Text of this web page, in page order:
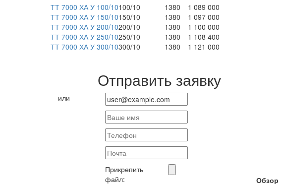
ТТ 7000 ХА У 100/10100/10 1380
1 089 000
ТТ 7000 ХА У 150/10150/10 1380
1 097 000
ТТ 7000 ХА У 200/10200/10 1380
1 100 000
ТТ 7000 ХА У 250/10250/10 1380
1 108 400
ТТ 7000 ХА У 300/10300/10 1380 1 121 000
Отправить заявку
или
Прикрепить
файл:
Обзор